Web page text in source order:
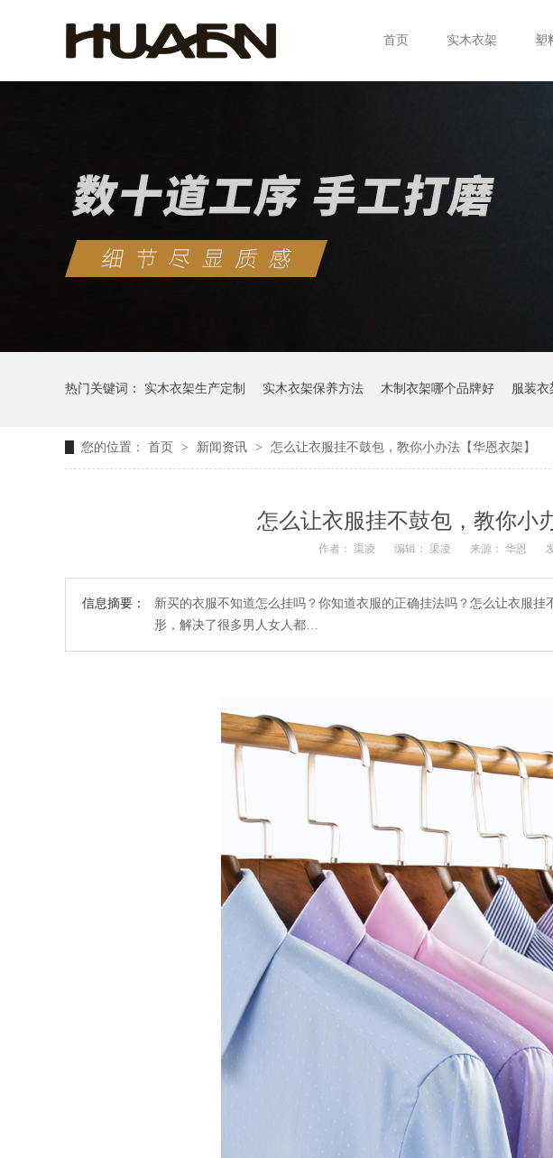
首页 实木衣架 塑
热门关键词： 实木衣架生产定制 实木衣架保养方法 木制衣架哪个品牌好 服装衣
您的位置： 首页 > 新闻资讯 > 怎么让衣服挂不鼓包，教你小办法【华恩衣架】
怎么让衣服挂不鼓包，教你小
作者： 渠凌 编辑： 渠凌 来源： 华恩
信息摘要：
新买的衣服不知道怎么挂吗？你知道衣服的正确挂法吗？怎么让衣服
形，解决了很多男人女人都…